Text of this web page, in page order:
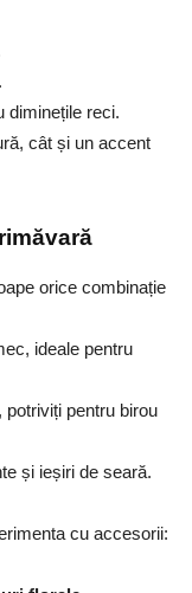
diminețile reci.
cât și un accent
orice combinație
ideale pentru
pentru birou
și ieșiri de seară.
cu accesorii: